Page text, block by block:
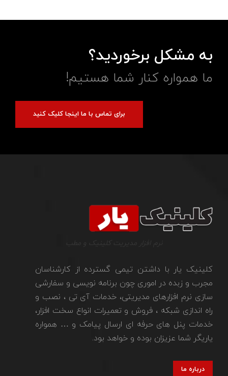
به مشکل برخوردید؟
ما همواره کنار شما هستیم!
برای تماس با ما اینجا کلیک کنید
کلینیک یار با داشتن تیمی گسترده از کارشناسان
مجرب و زبده در اموری چون برنامه نویسی و سفارشی
سازی نرم افزارهای مدیریتی، خدمات آی تی ، نصب و
راه اندازی شبکه ، فروش و تعمیرات انواع سخت افزار،
خدمات پنل های حرفه ای ارسال پیامک و … همواره
یاریگر شما عزیزان بوده و خواهد بود.
درباره ما